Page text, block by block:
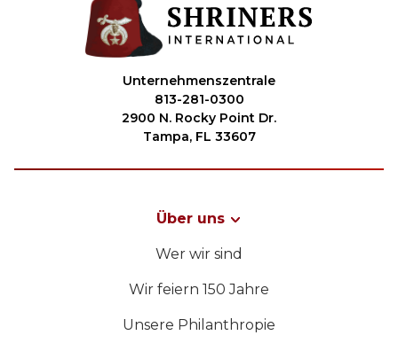
Unternehmenszentrale
813-281-0300
2900 N. Rocky Point Dr.
Tampa, FL 33607
Über uns
Wer wir sind
Wir feiern 150 Jahre
Unsere Philanthropie